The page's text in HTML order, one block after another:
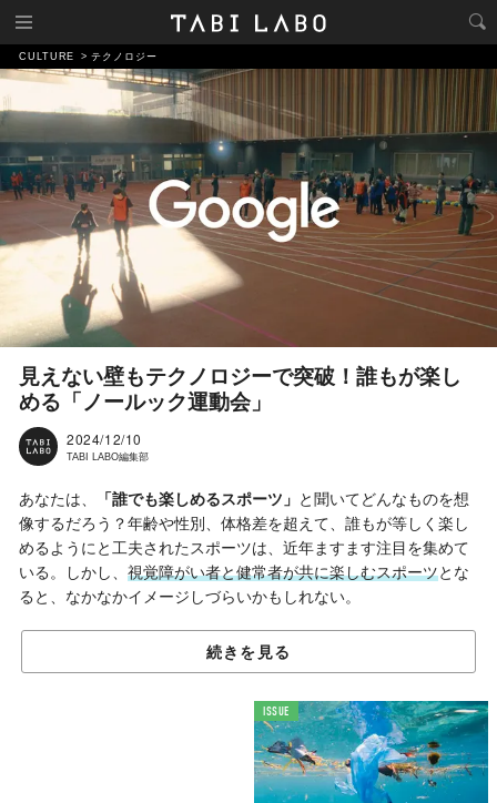
CULTURE テクノロジー
見えない壁もテクノロジーで突破！誰もが楽し
める「ノールック運動会」
2024/12/10
TABI LABO編集部
あなたは、 「誰でも楽しめるスポーツ」 と聞いてどんなものを想
像するだろう？年齢や性別、体格差を超えて、誰もが等しく楽し
めるようにと工夫されたスポーツは、近年ますます注目を集めて
いる。しかし、 視覚障がい者と健常者が共に楽しむスポーツとな
ると、なかなかイメージしづらいかもしれない。
そんな固定概念を打ち破る、まったく新しいスポーツイベント
」が2024年11月23日に開催された。これは、
界ゆるスポーツ協会」が、「Google」と共に実施したもの。
続きを見る
ISSUE